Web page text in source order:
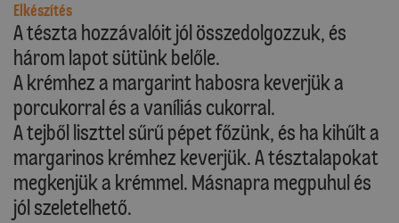
Elkészítés
A tészta hozzávalóit jól összedolgozzuk, és
három lapot sütünk belőle.
A krémhez a margarint habosra keverjük a
porcukorral és a vaníliás cukorral.
A tejből liszttel sűrű pépet főzünk, és ha kihűlt a
margarinos krémhez keverjük. A tésztalapokat
megkenjük a krémmel. Másnapra megpuhul és
jól szeletelhető.